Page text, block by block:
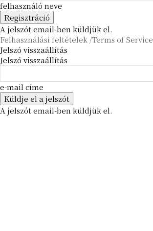
felhasználó neve
A jelszót email-ben küldjük el.
Felhasználási feltételek /Terms of Service
Jelszó visszaállítás
Jelszó visszaállítás
e-mail címe
A jelszót email-ben küldjük el.